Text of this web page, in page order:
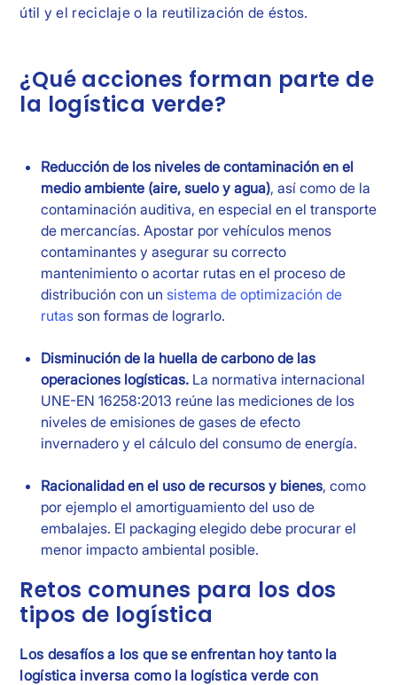
útil y el reciclaje o la reutilización de éstos.
¿Qué acciones forman parte de
la logística verde?
Reducción de los niveles de contaminación en el
medio ambiente (aire, suelo y agua), así como de la
contaminación auditiva, en especial en el transporte
de mercancías. Apostar por vehículos menos
contaminantes y asegurar su correcto
mantenimiento o acortar rutas en el proceso de
distribución con un sistema de optimización de
rutas son formas de lograrlo.
Disminución de la huella de carbono de las
operaciones logísticas. La normativa internacional
UNE-EN 16258:2013 reúne las mediciones de los
niveles de emisiones de gases de efecto
invernadero y el cálculo del consumo de energía.
Racionalidad en el uso de recursos y bienes, como
por ejemplo el amortiguamiento del uso de
embalajes. El packaging elegido debe procurar el
menor impacto ambiental posible.
Retos comunes para los dos
tipos de logística
Los desafíos a los que se enfrentan hoy tanto la
logística inversa como la logística verde con